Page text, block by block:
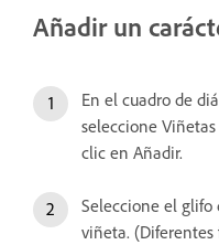
Añadir un
En el cuadro de
seleccione
clic en Añadir.
Seleccione el glifo
viñeta.